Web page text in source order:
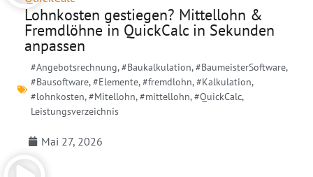
Lohnkosten gestiegen? Mittellohn &
Fremdlöhne in QuickCalc in Sekunden
anpassen
#Angebotsrechnung,#Baukalkulation,#BaumeisterSoftware,
#Bausoftware,#Elemente,#fremdlohn,#Kalkulation,
#lohnkosten,#Mitellohn,#mittellohn,#QuickCalc,
Leistungsverzeichnis
Mai 27, 2026